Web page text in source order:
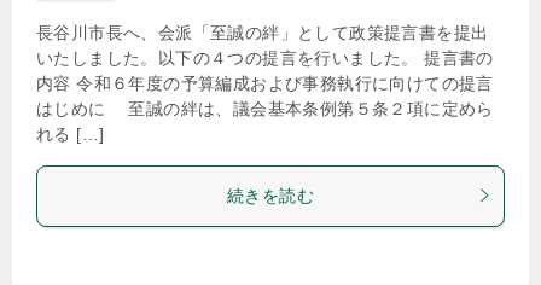
長谷川市長へ、会派「至誠の絆」として政策提言書を提出
いたしました。以下の４つの提言を行いました。 提言書の
内容 令和６年度の予算編成および事務執行に向けての提言
はじめに 至誠の絆は、議会基本条例第５条２項に定めら
れる […]
続きを読む